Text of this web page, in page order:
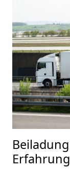
Beiladung
Erfahrung